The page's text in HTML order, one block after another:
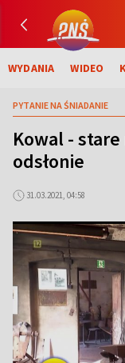
WYDANIA WIDEO
PYTANIE NA ŚNIADANIE
Kowal -
odsłonie
31.03.2021, 04:58